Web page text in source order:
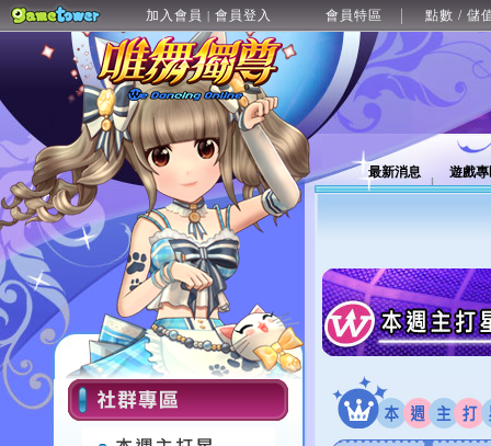
加入會員 | 會員登入 會員特區 點數 / 儲
最新消息 遊戲